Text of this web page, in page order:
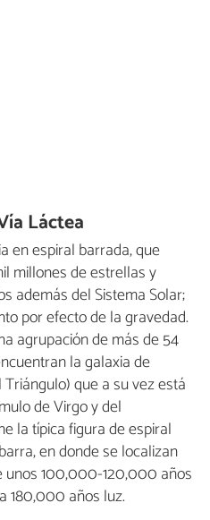
Láctea
en espiral barrada, que
millones de estrellas y
además del Sistema Solar;
por efecto de la gravedad.
agrupación de más de 54
la galaxia de
que a su vez está
de Virgo y del
la típica figura de espiral
en donde se localizan
unos 100,000-120,000 años
180,000 años luz.